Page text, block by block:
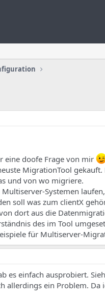
eine doofe Frage von mir
MigrationTool
und von wo migriere.
Multiserver-Systemen
soll was zum clientX
dort aus die
des im Tool
für Multiserver-
es einfach ausprobiert.
allerdings ein Problem.